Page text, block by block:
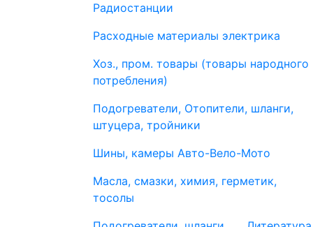
Радиостанции
Расходные материалы электрика
Хоз., пром. товары (товары народного
потребления)
Подогреватели, Отопители, шланги,
штуцера, тройники
Шины, камеры Авто-Вело-Мото
Масла, смазки, химия, герметик,
тосолы